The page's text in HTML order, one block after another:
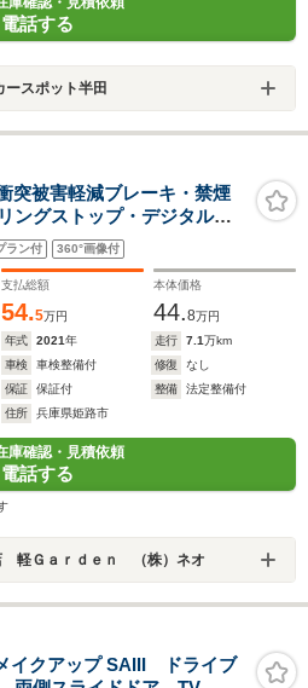
電話する
ースポット半田
被害軽減ブレーキ・禁煙
ングストップ・デジタルメ
ラン付 360°画像付
支払総額
54.5万円
本体価格
44.8万円
年式
2021年 走行 7.1万km
車検
車検整備付 修復
なし
保証
保証付 整備
法定整備付
住所
兵庫県姫路市
庫確認・見積依頼
電話する
軽Ｇａｒｄｅｎ （株）ネオ
イクアップ SAIII ドライブ